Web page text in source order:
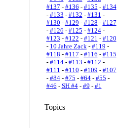
#137 - #136 - #135 - #134
- #133 - #132 - #131 -
#130 - #129 - #128 - #127
- #126 - #125 - #124-
#123 - #122 - #121 - #120
- 10 Jahre Zack- #119 -
#118 - #117 - #116 - #115
- #114- #113 - #112 -
#111 - #110 - #109 - #107
- #84- #75 - #64- #55 -
#46 - SH #4- #9 - #1
Topics